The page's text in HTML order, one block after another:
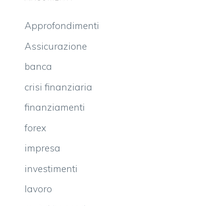
Approfondimenti
Assicurazione
banca
crisi finanziaria
finanziamenti
forex
impresa
investimenti
lavoro